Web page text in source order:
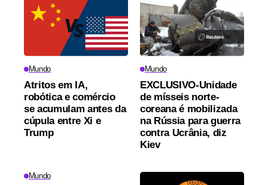
Mundo
Atritos em IA,
robótica e comércio
se acumulam antes da
cúpula entre Xi e
Trump
Mundo
EXCLUSIVO-Unidade
de mísseis norte-
coreana é mobilizada
na Rússia para guerra
contra Ucrânia, diz
Kiev
Mundo